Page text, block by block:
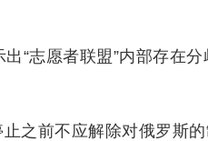
“志愿者联盟”内部存在
之前不应解除对俄罗斯